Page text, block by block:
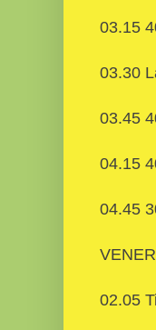
03.15
03.30
03.45
04.15
04.45
02.05